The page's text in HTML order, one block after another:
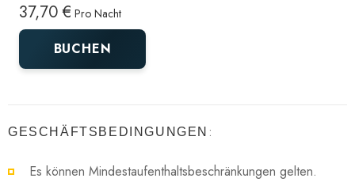
37,70 € Pro Nacht
BUCHEN
GESCHÄFTSBEDINGUNGEN :
Es können Mindestaufenthaltsbeschränkungen gelten.